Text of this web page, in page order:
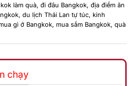
làm quà, đi đâu Bangkok, địa điểm ăn
, du lịch Thái Lan tự túc, kinh
gì ở Bangkok, mua sắm Bangkok, quà
chạy